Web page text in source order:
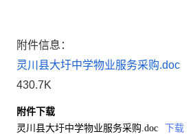
附件信息：
灵川县大圩中学物业服务采购.doc
430.7K
附件下载
灵川县大圩中学物业服务采购.doc
下载